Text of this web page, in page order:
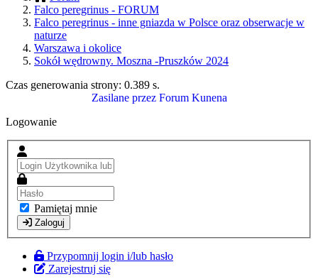
Falco peregrinus - FORUM
Falco peregrinus - inne gniazda w Polsce oraz obserwacje w
naturze
Warszawa i okolice
Sokół wędrowny. Moszna -Pruszków 2024
Czas generowania strony: 0.389 s.
Zasilane przez Forum Kunena
Logowanie
Pamiętaj mnie
Zaloguj
Przypomnij login i/lub hasło
Zarejestruj się